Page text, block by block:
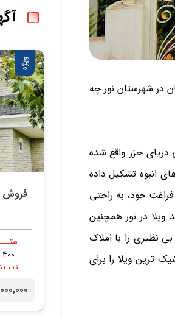
در شهرستان نور چه
خزر واقع شده
انبوه تشکیل داده
فراغت خود، به راحتی
ویلا در نور همچنین
نظیری را با املاک
ترین ویلا را برای
ویژه
400 متر
زیر